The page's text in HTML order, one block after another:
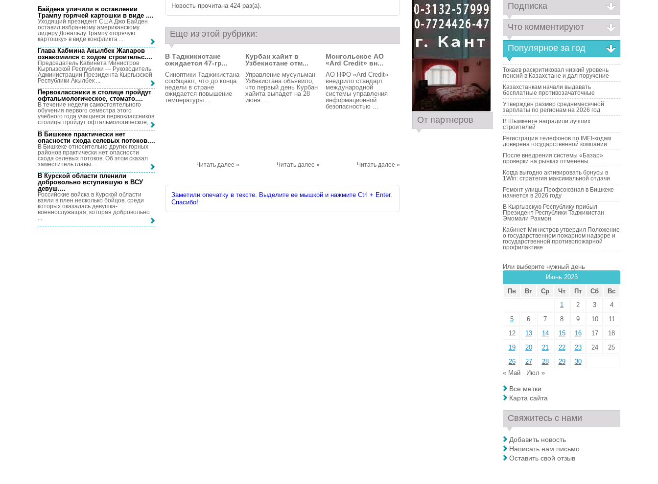
Новость прочитана 424 раз(a).
Еще из этой рубрики:
В Таджикистане
ожидается 47-гр...
Синоптики Таджикистана
сообщают, что до конца
недели в стране
ожидается повышение
температуры ...
Читать далее »
Курбан хайит в
Узбекистане отм...
Управление мусульман
Узбекистана объявило,
что первый день Курбан
хайита выпадет на 28
июня. ...
Читать далее »
Монгольское АО
«Ard Credit» вн...
АО НФО «Ard Credit»
внедрило стандарт
международной
системы управления
информационной
безопасностью ...
Читать далее »
Заметили опечатку в тексте. Выделите ее мышкой и нажмите Ctrl + Enter.
Спасибо!
Байдена уличили в оставлении
Трампу горячей картошки в виде ....
Уходящий президент США Джо Байден
оставил избранному американскому
лидеру Дональду Трампу «горячую
картошку» в виде конфликта ...
Глава Кабмина Акылбек Жапаров
ознакомился с ходом строительс....
Председатель Кабинета Министров
Кыргызской Республики — Руководитель
Администрации Президента Кыргызской
Республики Акылбек ...
Первоклассники в столице пройдут
офтальмологическое, стомато....
В течение недели самостоятельного
обучения первого семестра этого
учебного года учащиеся первоклассников
столицы пройдут офтальмологическое, ...
В Бишкеке практически нет
опасности схода селевых потоков....
В Бишкеке относительно других горных
районов практически нет опасности
схода селевых потоков. Об этом сказал
заместитель главы ...
В Курской области пленили
добровольно вступившую в ВСУ
девуш....
Российские войска в Курской области
взяли в плен несколько бойцов, среди
которых оказалась девушка-
военнослужащая, которая добровольно
...
От партнеров
Подписка
Что комментируют
Популярное за год
Токаев раскритиковал низкий уровень
пенсий в Казахстане и дал поручение
Казахстанкам начали выдавать
бесплатные противозачаточные
Утвержден размер среднемесячной
зарплаты по регионам на 2026 год
В Шымкенте наградили лучших
строителей
Регистрация телефонов по IMEI-кодам
доверена государственной компании
После внедрения системы «Базар»
проверки на рынках отменены
Когда выгодно активировать бонусы в
1Win: стратегия максимальной отдачи
Ремонт улицы Профсоюзная в Бишкеке
начнется в 2026 году
В Кыргызскую Республику прибыл
Президент Республики Таджикистан
Эмомали Рахмон
Кабинет Министров утвердил Положение
о государственном пожарном надзоре и
государственной противопожарной
профилактике
Или выберите нужный день
Июнь 2023
Пн
Вт Ср Чт Пт Сб
Вс
1
2 3
4
5
6 7 8 9 10
11
12
13 14 15 16 17
18
19
20 21 22 23 24
25
26
27 28 29
30
« Май
Июл »
Все метки
Карта сайта
Свяжитесь с нами
Добавить новость
Написать нам письмо
Оставить свой отзыв